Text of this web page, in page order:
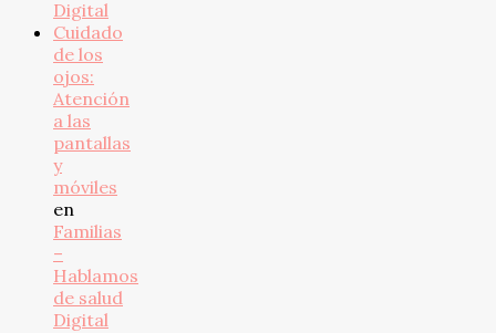
Digital
Cuidado
de los
ojos:
Atención
a las
pantallas
y
móviles
en
Familias
–
Hablamos
de salud
Digital